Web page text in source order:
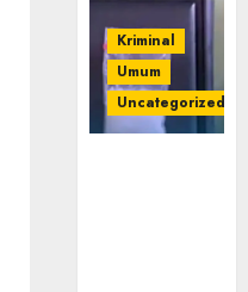
Kriminal
Umum
Uncategorized